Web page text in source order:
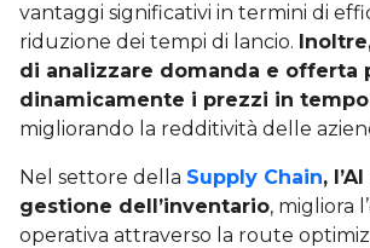
vantaggi significativi in termini di
riduzione dei tempi di lancio.
di analizzare domanda e offerta
dinamicamente i prezzi in
migliorando la redditività delle
Nel settore della Supply Chain,
gestione dell’inventario, migliora
operativa attraverso la route